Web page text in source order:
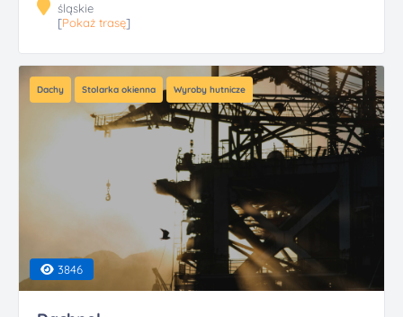
śląskie
[Pokaż trasę]
Dachy Stolarka okienna Wyroby hutnicze
3846